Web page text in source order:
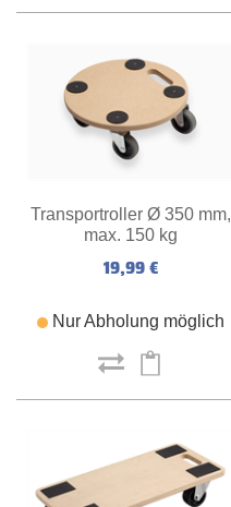
Transportroller Ø 350 mm,
max. 150 kg
19,99 €
Nur Abholung möglich